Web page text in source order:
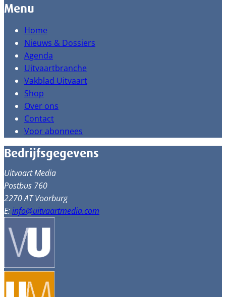
Menu
Home
Nieuws & Dossiers
Agenda
Uitvaartbranche
Vakblad Uitvaart
Shop
Over ons
Contact
Voor abonnees
Bedrijfsgegevens
Uitvaart Media
Postbus 760
2270 AT Voorburg
E:info@uitvaartmedia.com